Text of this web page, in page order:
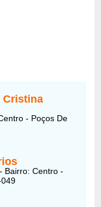
Cristina
- Poços De
Bairro: Centro -